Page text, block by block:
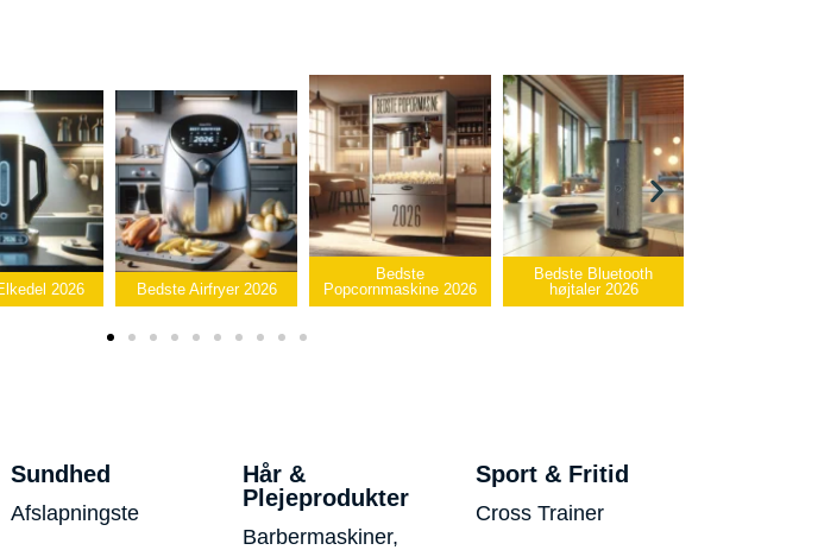
Bedste Airfryer 2026
Bedste
Popcornmaskine 2026
Bedste Bluetooth
højtaler 2026
Bedste infrarøde
Sundhed
Afslapningste
Hår &
Plejeprodukter
Barbermaskiner,
Sport & Fritid
Cross Trainer